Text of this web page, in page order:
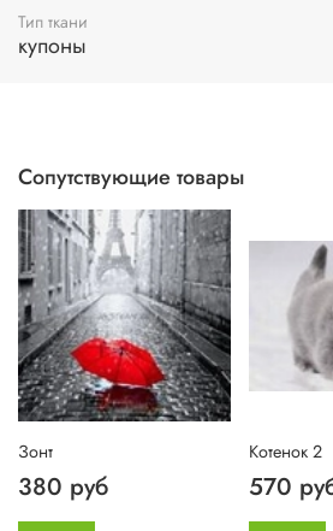
Тип ткани
купоны
Сопутствующие товары
Зонт
380 руб
Котенок 2
570